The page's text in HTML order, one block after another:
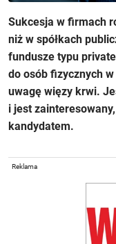
Sukcesja w firmach
niż w spółkach
fundusze typu
do osób fizycznych
uwagę więzy krwi.
i jest
kandydatem.
Reklama